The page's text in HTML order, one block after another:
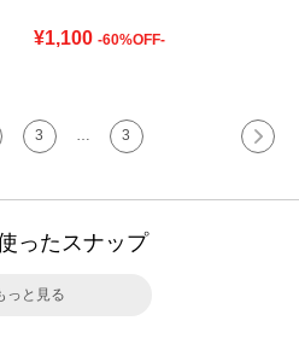
¥1,100 -60%OFF-
3 3
ったスナップ
っと見る